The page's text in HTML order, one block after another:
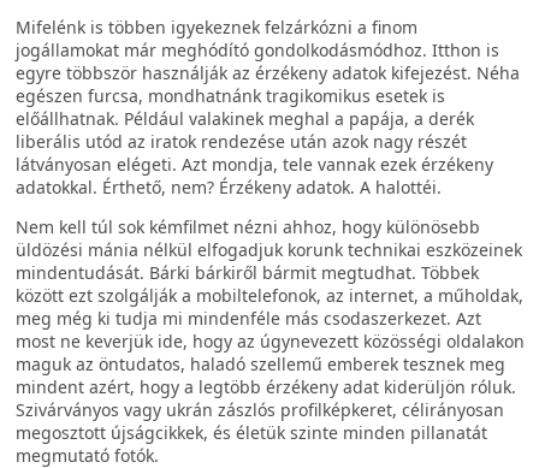
Mifelénk is többen igyekeznek felzárkózni a finom
jogállamokat már meghódító gondolkodásmódhoz. Itthon is
egyre többször használják az érzékeny adatok kifejezést. Néha
egészen furcsa, mondhatnánk tragikomikus esetek is
előállhatnak. Például valakinek meghal a papája, a derék
liberális utód az iratok rendezése után azok nagy részét
látványosan elégeti. Azt mondja, tele vannak ezek érzékeny
adatokkal. Érthető, nem? Érzékeny adatok. A halottéi.
Nem kell túl sok kémfilmet nézni ahhoz, hogy különösebb
üldözési mánia nélkül elfogadjuk korunk technikai eszközeinek
mindentudását. Bárki bárkiről bármit megtudhat. Többek
között ezt szolgálják a mobiltelefonok, az internet, a műholdak,
meg még ki tudja mi mindenféle más csodaszerkezet. Azt
most ne keverjük ide, hogy az úgynevezett közösségi oldalakon
maguk az öntudatos, haladó szellemű emberek tesznek meg
mindent azért, hogy a legtöbb érzékeny adat kiderüljön róluk.
Szivárványos vagy ukrán zászlós profilképkeret, célirányosan
megosztott újságcikkek, és életük szinte minden pillanatát
megmutató fotók.